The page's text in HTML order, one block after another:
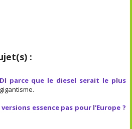
:
parce que le diesel serait le plus
essence pas pour l'Europe ?